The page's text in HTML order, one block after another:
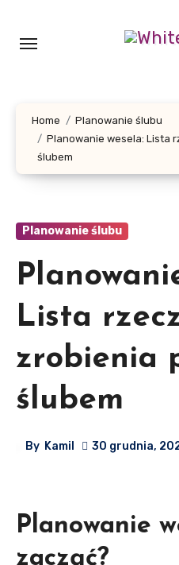
content
Home
Planowanie ślubu
Planowanie wesela: Lista
ślubem
Planowanie ślubu
Lista
zrobienia
ślubem
By Kamil 30 grudnia,
Planowanie
zacząć?